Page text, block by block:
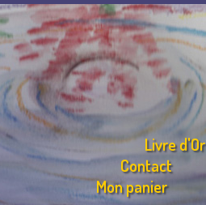
Livre d'Or
Contact
Mon panier